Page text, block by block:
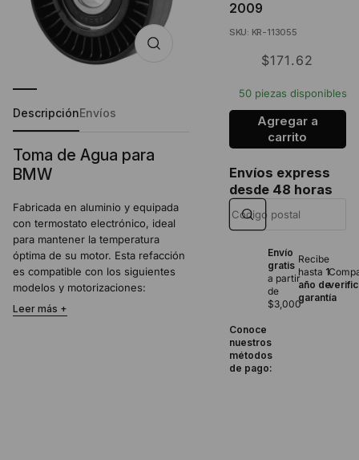
DescripciónEnvíos
Toma de Agua para
BMW
Fabricada en aluminio y equipada
con termostato electrónico, ideal
para mantener la temperatura
óptima de su motor. Esta refacción
es compatible con los siguientes
modelos y motorizaciones:
BMW 545i 4.4 V8 (2004-
2005)
Leer más
2009
SKU: KR-113055
Translation
$171.62
50 piezas disponibles
Agregar a
carrito
Envíos express
desde 48 horas
Envío
gratis
a partir
de
$3,000
Recibe
hasta 1
año de
garantía
Conoce
nuestros
métodos
de pago: